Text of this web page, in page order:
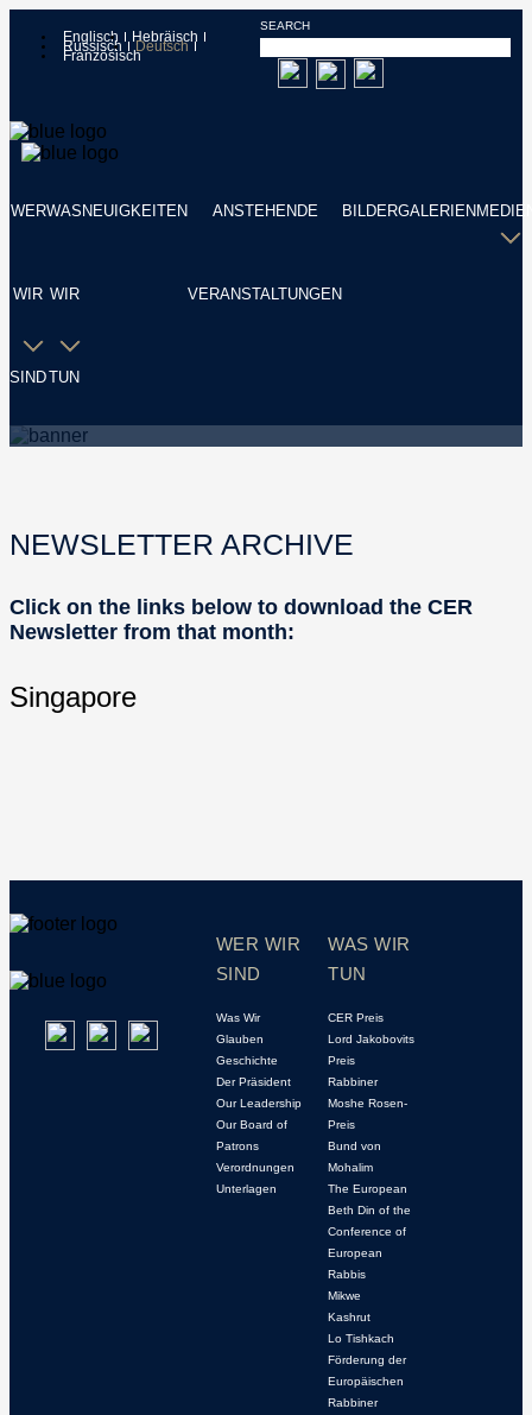
Englisch Hebräisch
Russisch Deutsch
Französisch
SEARCH
WER
WIR
SIND
WAS
WIR
TUN
NEUIGKEITEN ANSTEHENDE
VERANSTALTUNGEN
BILDERGALERIEN
NEWSLETTER ARCHIVE
Click on the links below to download the CER
Newsletter from that month:
Singapore
WER WIR
SIND
Was Wir
Glauben
Geschichte
Der Präsident
Our Leadership
Our Board of
Patrons
Verordnungen
Unterlagen
WAS WIR
TUN
CER Preis
Lord Jakobovits
Preis
Rabbiner
Moshe Rosen-
Preis
Bund von
Mohalim
The European
Beth Din of the
Conference of
European
Rabbis
Mikwe
Kashrut
Lo Tishkach
Förderung der
Europäischen
Rabbiner